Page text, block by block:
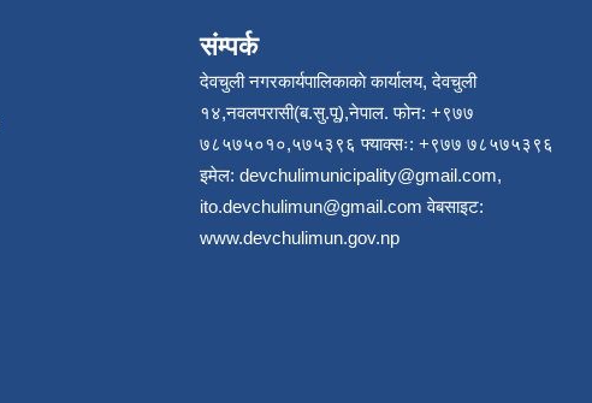
संम्पर्क
देवचुली नगरकार्यपालिकाकाे कार्यालय, देवचुली
१४,नवलपरासी(ब.सु.पू),नेपाल. फोन: +९७७
७८५७५०१०,५७५३९६ फ्याक्सः: +९७७ ७८५७५३९६
इमेल: devchulimunicipality@gmail.com,
ito.devchulimun@gmail.com वेबसाइट:
www.devchulimun.gov.np